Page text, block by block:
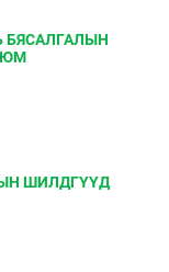
БЯСАЛГАЛЫН
ЮМ
ШИЛДГҮҮД